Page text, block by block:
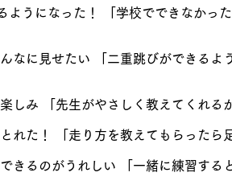
ようになった！ 「学校でできなかっ
なに見せたい 「二重跳びができるよ
しみ 「先生がやさしく教えてくれる
れた！ 「走り方を教えてもらったら
きるのがうれしい 「一緒に練習する